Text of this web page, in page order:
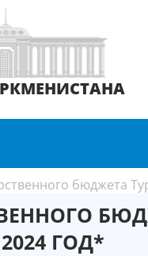
бюджета
2024 ГОД*